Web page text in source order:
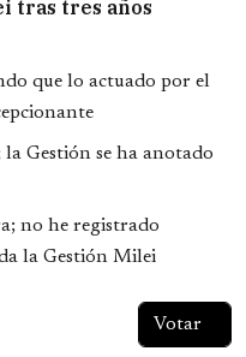
tras tres años
que lo actuado por el
Gestión se ha anotado
no he registrado
la Gestión Milei